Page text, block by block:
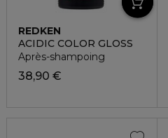
REDKEN
ACIDIC COLOR GLOSS
Après-shampoing
38,90 €